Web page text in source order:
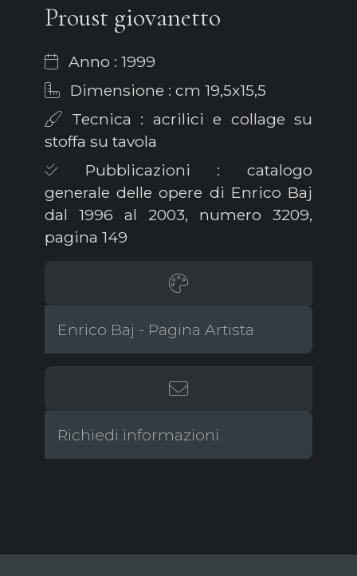
Proust giovanetto
Anno : 1999
Dimensione : cm 19,5x15,5
Tecnica : acrilici e collage su
stoffa su tavola
Pubblicazioni : catalogo
generale delle opere di Enrico Baj
dal 1996 al 2003, numero 3209,
pagina 149
Enrico Baj - Pagina Artista
Richiedi informazioni